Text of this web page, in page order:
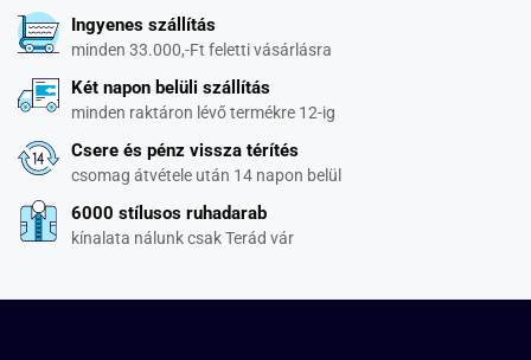
Ingyenes szállítás
minden 33.000,-Ft feletti vásárlásra
Két napon belüli szállítás
minden raktáron lévő termékre 12-ig
Csere és pénz vissza térítés
csomag átvétele után 14 napon belül
6000 stílusos ruhadarab
kínalata nálunk csak Terád vár